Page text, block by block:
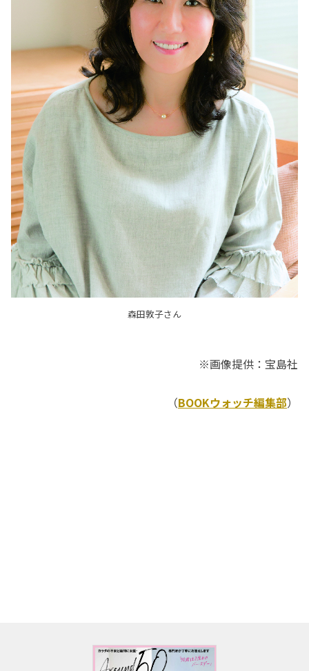
森田敦子さん
※画像提供：宝島社
（BOOKウォッチ編集部）